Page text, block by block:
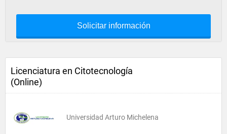
Solicitar información
Licenciatura en Citotecnología
(Online)
Universidad Arturo Michelena